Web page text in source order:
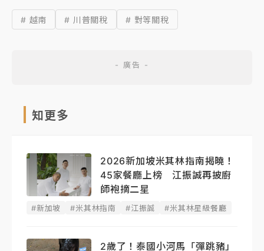
# 越南 # 川普關稅 # 對等關稅
知更多
2026新加坡米其林指南揭曉！
45家餐廳上榜 江振誠再披廚
師袍摘二星
#新加坡 #米其林指南 #江振誠 #米其林星級餐廳
2歲了！泰國小河馬「彈跳豬」